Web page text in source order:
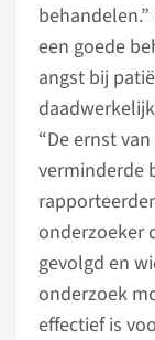
een goede
angst bij
“De ernst
verminderde
onderzoeker
gevolgd en
onderzoek
effectief is